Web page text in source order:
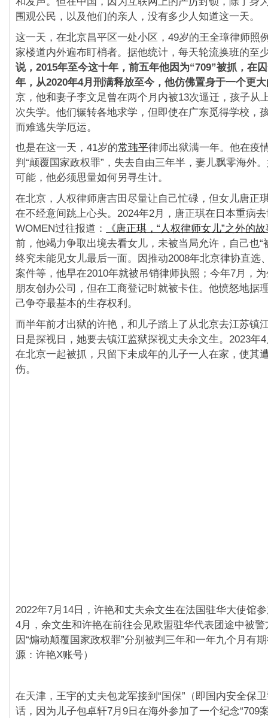
围观公民，以及他们的亲人，没有多少人知道这一天。
这一天，在北京昌平区一处小区，49岁的王全璋律师照
家楼道内外遍布盯梢者。据他统计，每天轮流换班的至
说， 2015年至今这十年，前五年他因为“709”被抓，在
年，从2020年4月刑满释放至今，他仿佛置身于一个更
京，他和妻子李文足曾在两个月内被13次逼迁，孩子从
次失学。他们辗转各地求学，但即使在广东觅得学校，
而难逃失学厄运。
也是在这一天，41岁的常玮平律师出狱满一年。他在疫
判“颠覆国家政权罪”，失去自由三年半，妻儿飘零海外
可能，他必须思量如何另寻生计。
在北京，人权律师唐吉田尽量让自己忙碌，但女儿唐正
在不经意间跳上心头。2024年2月，唐正琪在日本重病
WOMEN过往报道：
《唐正琪，“人权律师女儿”之外的
前，他竭力争取出境去看女儿，未被当局允许，自己也“
终究未能见女儿最后一面。因推动2008年北京律协直选
案件等，他早在2010年就被吊销律师执照；今年7月，
朋友创办公司，但在工商登记时就被卡住。他愤怒地据
己争夺最基本的生存权利。
而半年前才出狱的许艳，和儿子踏上了从北京去江苏镇
日是探视日，她要去镇江监狱探视丈夫余文生。2023年
在北京一起被抓，只留下未成年的儿子一人在家，使其
伤。
2022年7月14日，许艳和丈夫余文生在法国驻华大使馆
4月，余文生和许艳在前往会见欧盟驻华代表团途中被
因“煽动颠覆国家政权罪”分别被判三年和一年九个月有
源：许艳X账号）
在天津，王宇的丈夫包龙军接到“国保”（即国内安全保
话，因为儿子包卓轩7月9日在海外参加了一个纪念“709